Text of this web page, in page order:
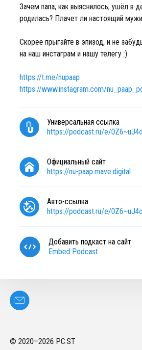
Зачем папа, как выяснилось, ушёл в
родилась? Плачет ли настоящий
Скорее прыгайте в эпизод, и не
на наш инстаграм и нашу телегу :)
https://t.me/nupaap
https://www.instagram.com/
Универсальная ссылка
https://podcast.ru/e/
Официальный сайт
https://nu-paap.mave.digital
Авто-ссылка
https://podcast.ru/e/
Добавить подкаст на сайт
Embed Podcast
© 2020–2026 PC.ST